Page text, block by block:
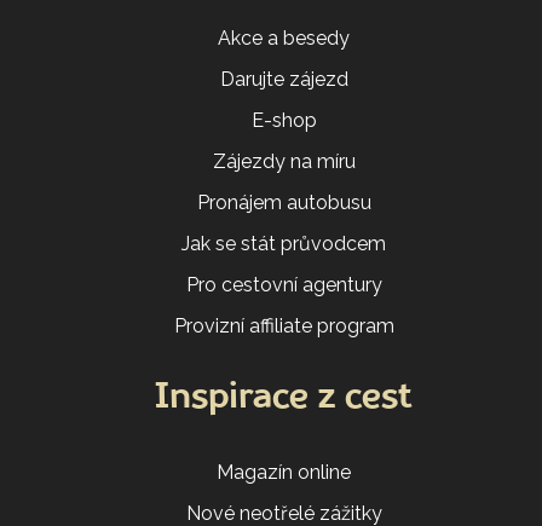
Akce a besedy
Darujte zájezd
E-shop
Zájezdy na míru
Pronájem autobusu
Jak se stát průvodcem
Pro cestovní agentury
Provizní affiliate program
Inspirace z cest
Magazín online
Nové neotřelé zážitky